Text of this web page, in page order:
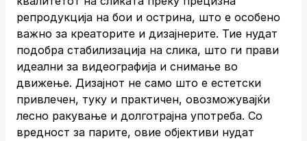
репродукција на бои и острина, што е особено
важно за креаторите и дизајнерите. Тие нудат
подобра стабилизација на слика, што ги прави
идеални за видеографија и снимање во
движење. Дизајнот не само што е естетски
привлечен, туку и практичен, овозможувајќи
лесно ракување и долготрајна употреба. Со
вредност за парите, овие објективи нудат